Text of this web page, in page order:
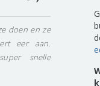
doen en ze
eer aan.
snelle